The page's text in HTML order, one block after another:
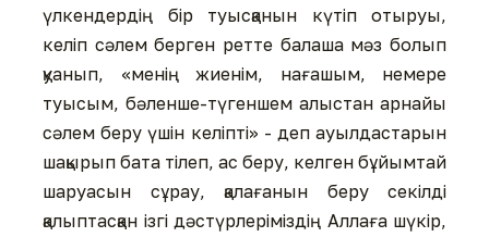
үлкендердің бір туысқанын күтіп отыруы,
келіп сәлем берген ретте балаша мәз болып
қуанып, «менің жиенім, нағашым, немере
туысым, бәленше-түгеншем алыстан арнайы
сәлем беру үшін келіпті» - деп ауылдастарын
шақырып бата тілеп, ас беру, келген бұйымтай
шаруасын сұрау, қалағанын беру секілді
қалыптасқан ізгі дәстүрлеріміздің Аллаға шүкір,